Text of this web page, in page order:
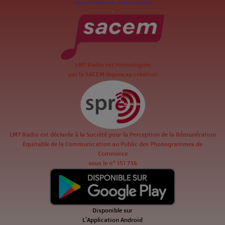
.
LM7 Radio est Homologuée
par la SACEM depuis sa création
LM7 Radio est déclarée à la Société pour la Perception de la Rémunération
Equitable de la Communication au Public des Phonogrammes de
Commerce
sous le n° 151 736
Disponible sur
L'Application Android